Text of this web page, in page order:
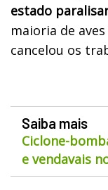
estado
maioria de
cancelou os
Saiba mais
Ciclone-
e vendavais